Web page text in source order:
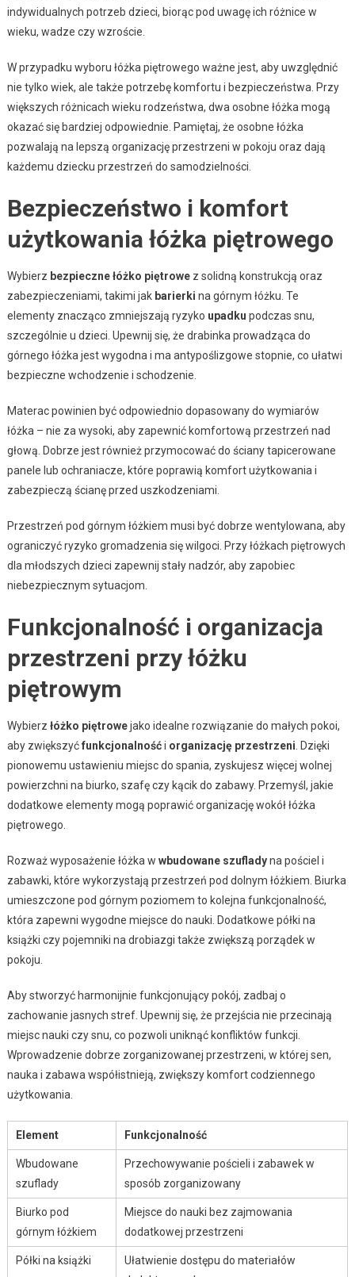
indywidualnych potrzeb dzieci, biorąc pod uwagę ich różnice w
wieku, wadze czy wzroście.
W przypadku wyboru łóżka piętrowego ważne jest, aby uwzględnić
nie tylko wiek, ale także potrzebę komfortu i bezpieczeństwa. Przy
większych różnicach wieku rodzeństwa, dwa osobne łóżka mogą
okazać się bardziej odpowiednie. Pamiętaj, że osobne łóżka
pozwalają na lepszą organizację przestrzeni w pokoju oraz dają
każdemu dziecku przestrzeń do samodzielności.
Bezpieczeństwo i komfort
użytkowania łóżka piętrowego
Wybierz bezpieczne łóżko piętrowez solidną konstrukcją oraz
zabezpieczeniami, takimi jak barierki na górnym łóżku. Te
elementy znacząco zmniejszają ryzyko upadku podczas snu,
szczególnie u dzieci. Upewnij się, że drabinka prowadząca do
górnego łóżka jest wygodna i ma antypoślizgowe stopnie, co ułatwi
bezpieczne wchodzenie i schodzenie.
Materac powinien być odpowiednio dopasowany do wymiarów
łóżka – nie za wysoki, aby zapewnić komfortową przestrzeń nad
głową. Dobrze jest również przymocować do ściany tapicerowane
panele lub ochraniacze, które poprawią komfort użytkowania i
zabezpieczą ścianę przed uszkodzeniami.
Przestrzeń pod górnym łóżkiem musi być dobrze wentylowana, aby
ograniczyć ryzyko gromadzenia się wilgoci. Przy łóżkach piętrowych
dla młodszych dzieci zapewnij stały nadzór, aby zapobiec
niebezpiecznym sytuacjom.
Funkcjonalność i organizacja
przestrzeni przy łóżku
piętrowym
Wybierz łóżko piętrowejako idealne rozwiązanie do małych pokoi,
aby zwiększyćfunkcjonalnośći organizację przestrzeni . Dzięki
pionowemu ustawieniu miejsc do spania, zyskujesz więcej wolnej
powierzchni na biurko, szafę czy kącik do zabawy. Przemyśl, jakie
dodatkowe elementy mogą poprawić organizację wokół łóżka
piętrowego.
Rozważ wyposażenie łóżka w wbudowane szufladyna pościel i
zabawki, które wykorzystają przestrzeń pod dolnym łóżkiem. Biurka
umieszczone pod górnym poziomem to kolejna funkcjonalność,
która zapewni wygodne miejsce do nauki. Dodatkowe półki na
książki czy pojemniki na drobiazgi także zwiększą porządek w
pokoju.
Aby stworzyć harmonijnie funkcjonujący pokój, zadbaj o
zachowanie jasnych stref. Upewnij się, że przejścia nie przecinają
miejsc nauki czy snu, co pozwoli uniknąć konfliktów funkcji.
Wprowadzenie dobrze zorganizowanej przestrzeni, w której sen,
nauka i zabawa współistnieją, zwiększy komfort codziennego
użytkowania.
Element Funkcjonalność
Wbudowane
szuflady
Przechowywanie pościeli i zabawek w
sposób zorganizowany
Biurko pod
górnym łóżkiem
Miejsce do nauki bez zajmowania
dodatkowej przestrzeni
Półki na książki
Ułatwienie dostępu do materiałów